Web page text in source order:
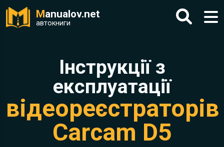
Manualov.net
автокниги
Інструкції з
експлуатації
відеореєстраторів
Carcam D5